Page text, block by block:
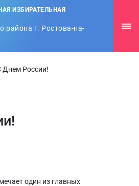
ИЗБИРАТЕЛЬНАЯ
района г. Ростова-на-
Днем России!
один из главных